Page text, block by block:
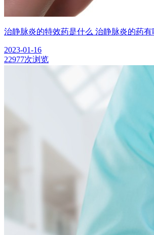
治静脉炎的特效药是什么 治静脉炎的药有
2023-01-16
22977次浏览